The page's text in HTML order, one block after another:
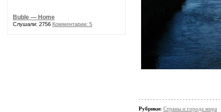
Buble — Home
Слушали: 2756 Комментарии: 5
Рубрики: Страны и города мира